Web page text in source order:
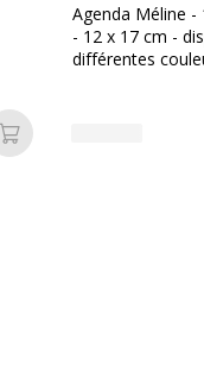
Profondeur
Ajouter au panier
Agenda Méline -
- 12 x 17 cm -
différentes